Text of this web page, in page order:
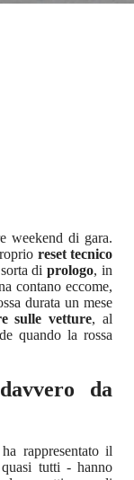
weekend di gara.
reset tecnico
sorta diprologo, in
contano eccome,
durata un mese
sulle vetture, al
quando la rossa
da
rappresentato il
tutti - hanno